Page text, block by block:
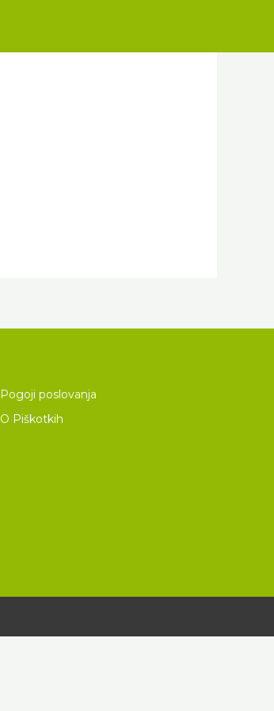
Pogoji poslovanja
O Piškotkih